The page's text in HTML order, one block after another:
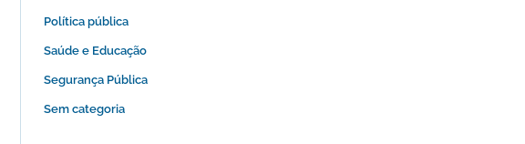
Política pública
Saúde e Educação
Segurança Pública
Sem categoria